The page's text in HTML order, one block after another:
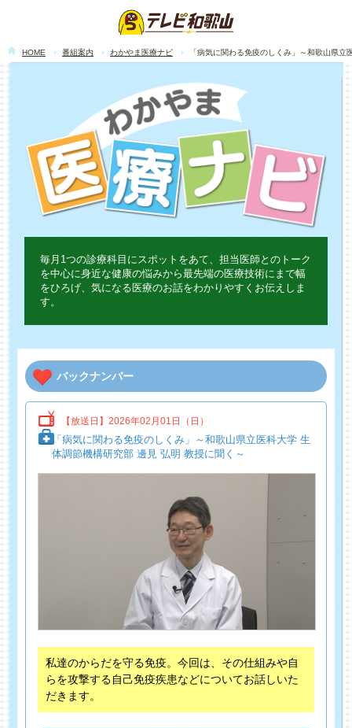
HOME 番組案内 わかやま医療ナビ 「病気に関わる免疫のしくみ」～和歌山県
毎月1つの診療科目にスポットをあて、担当医師とのトーク
を中心に身近な健康の悩みから最先端の医療技術にまで幅
をひろげ、気になる医療のお話をわかりやすくお伝えしま
す。
バックナンバー
【放送日】2026年02月01日（日）
「病気に関わる免疫のしくみ」～和歌山県立医科大学 生
体調節機構研究部 邊見 弘明 教授に聞く～
私達のからだを守る免疫。今回は、その仕組みや自
らを攻撃する自己免疫疾患などについてお話しいた
だきます。